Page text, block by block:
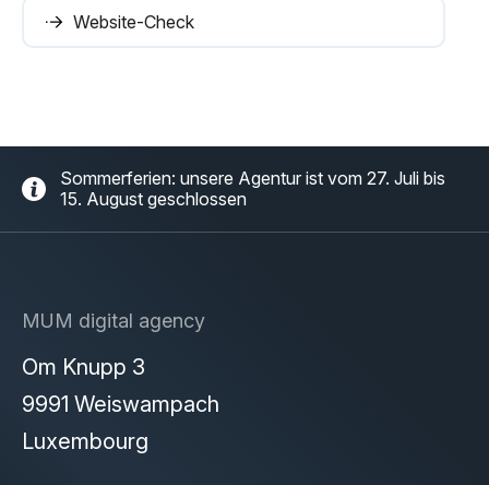
Website-Check
Sommerferien: unsere Agentur ist vom 27. Juli bis
15. August geschlossen
MUM digital agency
Om Knupp 3
9991 Weiswampach
Luxembourg